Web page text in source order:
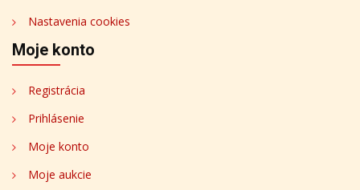
Nastavenia cookies
Moje konto
Registrácia
Prihlásenie
Moje konto
Moje aukcie